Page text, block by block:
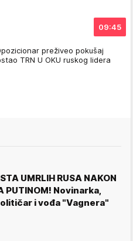
09:45
preživeo pokušaj
TRN U OKU ruskog lidera
UMRLIH RUSA NAKON
PUTINOM! Novinarka,
i vođa "Vagnera"